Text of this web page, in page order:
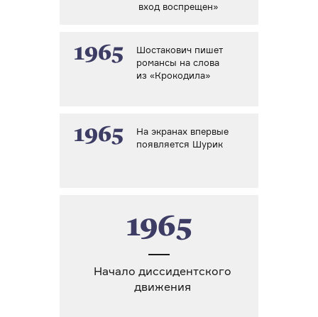
вход воспрещен»
1965
Шостакович пишет
романсы на слова
из «Крокодила»
1965
На экранах впервые
появляется Шурик
1965
Начало диссидентского
движения